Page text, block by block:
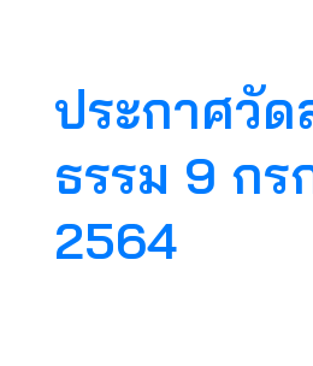
ประกาศวั
ธรรม 9 กร
2564